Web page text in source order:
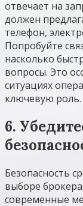
отвечает на
должен
телефон,
Попробуйте
насколько
вопросы. Это
ситуациях
ключевую роль.
6.
Безопасность
выборе
современные